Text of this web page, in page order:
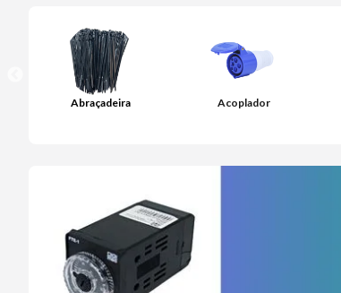
Abraçadeira Acoplador